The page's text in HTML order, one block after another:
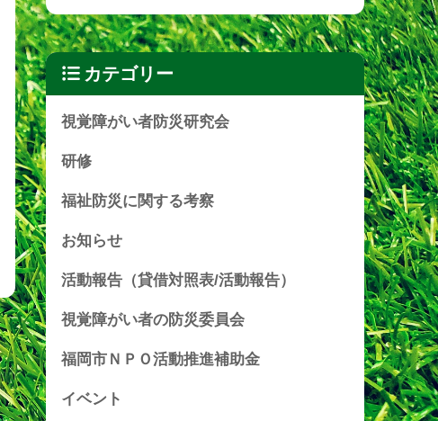
カテゴリー
視覚障がい者防災研究会
研修
福祉防災に関する考察
お知らせ
活動報告（貸借対照表/活動報告）
視覚障がい者の防災委員会
福岡市ＮＰＯ活動推進補助金
イベント